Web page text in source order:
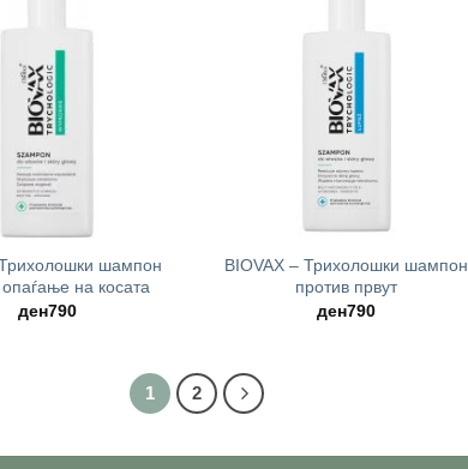
шампон
на косата
ден790
BIOVAX – Трихолошки шампон
против првут
ден790
1 2